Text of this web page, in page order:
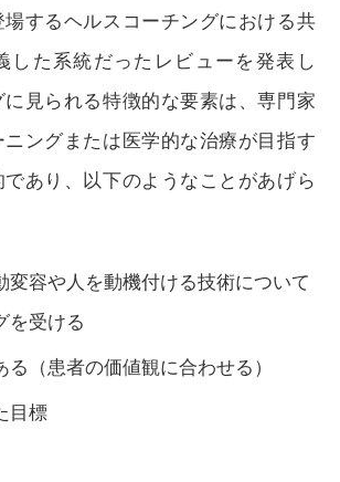
するヘルスコーチングにおける共
した系統だったレビューを発表し
見られる特徴的な要素は、専門家
ングまたは医学的な治療が目指す
あり、以下のようなことがあげら
変容や人を動機付ける技術について
を受ける
る（患者の価値観に合わせる）
目標